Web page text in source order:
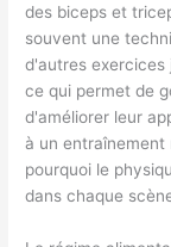
des biceps et
souvent une
d'autres exercices
ce qui permet de
d'améliorer leur
à un entraînement
pourquoi le
dans chaque